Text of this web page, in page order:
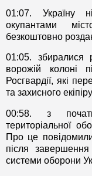
01:07. Україну
окупантами
безкоштовно
01:05. збиралися
ворожій колоні
Росгвардії, які
та захисного
00:58. з
територіальної
Про це
після
системи оборони